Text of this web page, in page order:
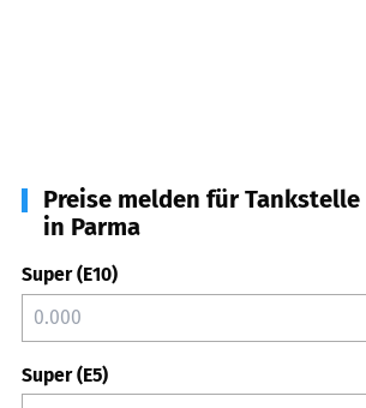
Preise melden für
in Parma
Super (E10)
Super (E5)